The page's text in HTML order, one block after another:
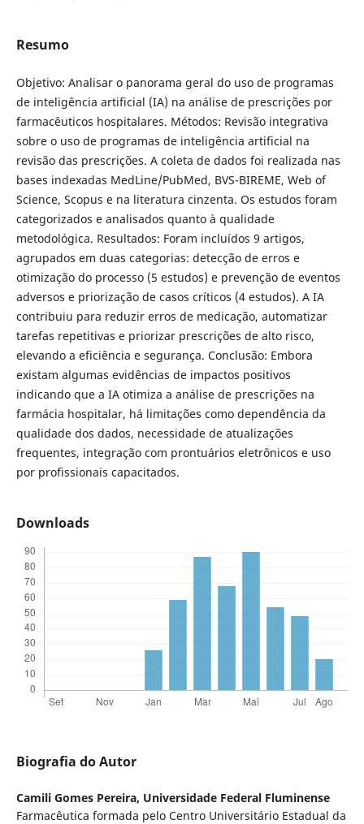
Resumo
Objetivo: Analisar o panorama geral do uso de programas
de inteligência artificial (IA) na análise de prescrições por
farmacêuticos hospitalares. Métodos: Revisão integrativa
sobre o uso de programas de inteligência artificial na
revisão das prescrições. A coleta de dados foi realizada nas
bases indexadas MedLine/PubMed, BVS-BIREME, Web of
Science, Scopus e na literatura cinzenta. Os estudos foram
categorizados e analisados quanto à qualidade
metodológica. Resultados: Foram incluídos 9 artigos,
agrupados em duas categorias: detecção de erros e
otimização do processo (5 estudos) e prevenção de eventos
adversos e priorização de casos críticos (4 estudos). A IA
contribuiu para reduzir erros de medicação, automatizar
tarefas repetitivas e priorizar prescrições de alto risco,
elevando a eficiência e segurança. Conclusão: Embora
existam algumas evidências de impactos positivos
indicando que a IA otimiza a análise de prescrições na
farmácia hospitalar, há limitações como dependência da
qualidade dos dados, necessidade de atualizações
frequentes, integração com prontuários eletrônicos e uso
por profissionais capacitados.
Downloads
Biografia do Autor
Camili Gomes Pereira, Universidade Federal Fluminense
Farmacêutica formada pelo Centro Universitário Estadual da